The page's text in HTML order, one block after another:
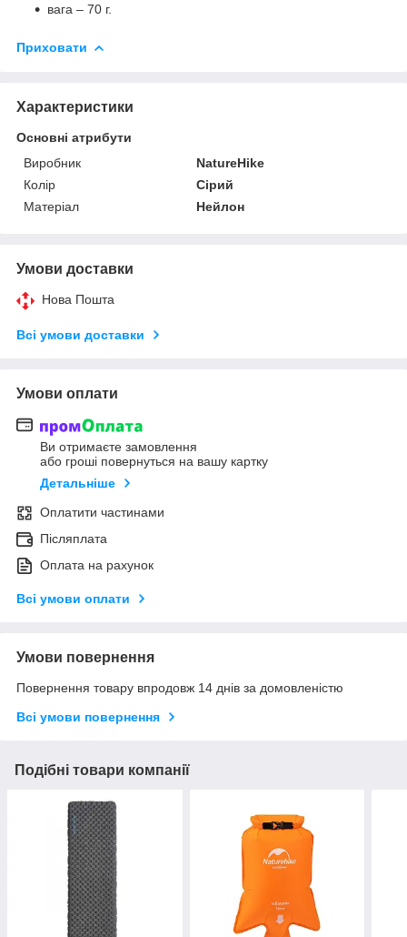
вага – 70 г.
Приховати
Характеристики
Основні атрибути
Виробник
NatureHike
Колір
Сірий
Матеріал
Нейлон
Умови доставки
Нова Пошта
Всі умови доставки
Умови оплати
Ви отримаєте замовлення
або гроші повернуться на вашу картку
Детальніше
Оплатити частинами
Післяплата
Оплата на рахунок
Всі умови оплати
Умови повернення
Повернення товару впродовж 14 днів за домовленістю
Всі умови повернення
Подібні товари компанії